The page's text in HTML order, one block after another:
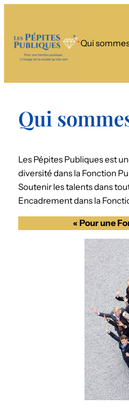
Qui
Qui
Les Pépites Publiques est
diversité dans la Fonction
Soutenir les talents dans
Encadrement dans la
« Pour une